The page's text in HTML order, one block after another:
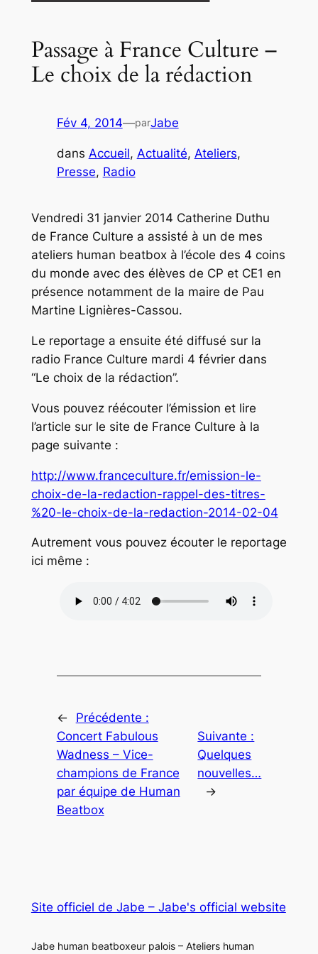
Passage à France Culture –
Le choix de la rédaction
Fév 4, 2014—parJabe
dans Accueil, Actualité, Ateliers
Presse, Radio
Vendredi 31 janvier 2014 Catherine Duthu
de France Culture a assisté à un de mes
ateliers human beatbox à l’école des 4 coins
du monde avec des élèves de CP et CE1 en
présence notamment de la maire de Pau
Martine Lignières-Cassou.
Le reportage a ensuite été diffusé sur la
radio France Culture mardi 4 février dans
“Le choix de la rédaction”.
Vous pouvez réécouter l’émission et lire
l’article sur le site de France Culture à la
page suivante :
http://www.franceculture.fr/emission-le-
choix-de-la-redaction-rappel-des-titres-
%20-le-choix-de-la-redaction-2014-02-04
Autrement vous pouvez écouter le reportage
ici même :
←
Précédente :
Concert Fabulous
Wadness – Vice-
champions de France
par équipe de Human
Beatbox
Suivante :
Quelques
nouvelles…
→
Site officiel de Jabe – Jabe's official website
Jabe human beatboxeur palois – Ateliers human